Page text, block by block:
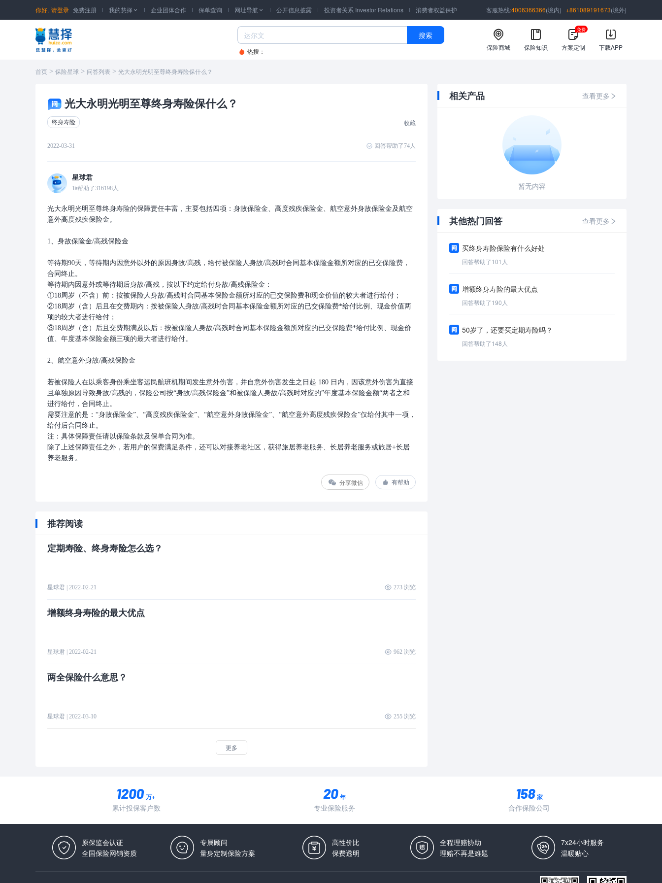
你好, 请登录 免费注册 我的慧择  企业团体合作 保单查询 网址导航  公开信息披露 投资者关系 Investor Relations 消费者权益保护 客服热线:4006366366(境内) +861089191673(境外)
搜索
热搜： 保险商城 保险知识 方案定制
免费
下载APP
首页 > 保险星球 > 问答列表 > 光大永明光明至尊终身寿险保什么？
光大永明光明至尊终身寿险保什么？
终身寿险 收藏
2022-03-31 回答帮助了 74人
星球君
Ta帮助了316198人
光大永明光明至尊终身寿险的保障责任丰富，主要包括四项：身故保险金、高度残疾保险金、航空意外身故保险金及航空
意外高度残疾保险金。
1、身故保险金/高残保险金
等待期90天，等待期内因意外以外的原因身故/高残，给付被保险人身故/高残时合同基本保险金额所对应的已交保险费，
合同终止。
等待期内因意外或等待期后身故/高残，按以下约定给付身故/高残保险金：
①18周岁（不含）前：按被保险人身故/高残时合同基本保险金额所对应的已交保险费和现金价值的较大者进行给付；
②18周岁（含）后且在交费期内：按被保险人身故/高残时合同基本保险金额所对应的已交保险费*给付比例、现金价值两
项的较大者进行给付；
③18周岁（含）后且交费期满及以后：按被保险人身故/高残时合同基本保险金额所对应的已交保险费*给付比例、现金价
值、年度基本保险金额三项的最大者进行给付。
2、航空意外身故/高残保险金
若被保险人在以乘客身份乘坐客运民航班机期间发生意外伤害，并自意外伤害发生之日起 180 日内，因该意外伤害为直接
且单独原因导致身故/高残的，保险公司按“身故/高残保险金”和被保险人身故/高残时对应的”年度基本保险金额“两者之和
进行给付，合同终止。
需要注意的是：“身故保险金”、“高度残疾保险金”、“航空意外身故保险金”、“航空意外高度残疾保险金”仅给付其中一项，
给付后合同终止。
注：具体保障责任请以保险条款及保单合同为准。
除了上述保障责任之外，若用户的保费满足条件，还可以对接养老社区，获得旅居养老服务、长居养老服务或旅居+长居
养老服务。
分享微信 有帮助
推荐阅读
定期寿险、终身寿险怎么选？
星球君 | 2022-02-21 273 浏览
增额终身寿险的最大优点
星球君 | 2022-02-21 962 浏览
两全保险什么意思？
星球君 | 2022-03-10 255 浏览
更多
相关产品 查看更多
暂无内容
其他热门回答 查看更多
买终身寿险保险有什么好处
回答帮助了101 人
增额终身寿险的最大优点
回答帮助了190 人
50岁了，还要买定期寿险吗？
回答帮助了148 人
万+
累计投保客户数
年
专业保险服务
家
合作保险公司
原保监会认证
全国保险网销资质
专属顾问
量身定制保险方案
高性价比
保费透明
全程理赔协助
理赔不再是难题
7x24小时服务
温暖贴心